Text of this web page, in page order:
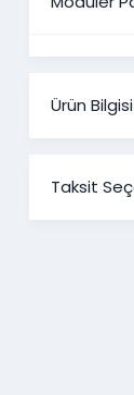
Ürün
Taksit